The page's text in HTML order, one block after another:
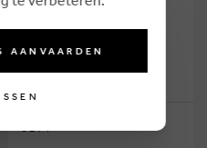
JEFF
AANVAARDEN